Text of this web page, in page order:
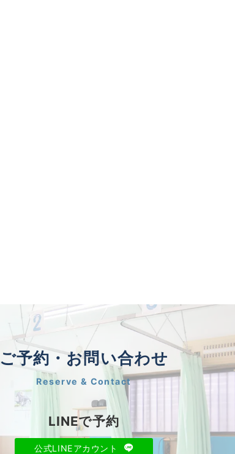
ご予約・お問い合わせ
Reserve & Contact
LINEで予約
公式LINEアカウント